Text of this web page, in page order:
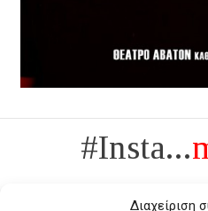
Διαχείριση
#Insta...